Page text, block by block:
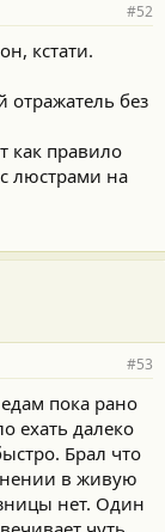
#52
кстати.
отражатель без
как правило
люстрами на
#53
пока рано
ехать далеко
Брал что
в живую
нет. Один